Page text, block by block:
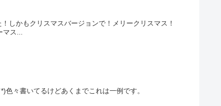
しかもクリスマスバージョンで！メリークリスマス！
マス...
々書いてるけどあくまでこれは一例です。